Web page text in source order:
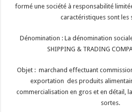
formé une société à responsabilité
caractéristiques sont les
Dénomination : La dénomination
SHIPPING & TRADING
Objet : marchand effectuant
exportation des produits
commercialisation en gros et en détail,
sortes.